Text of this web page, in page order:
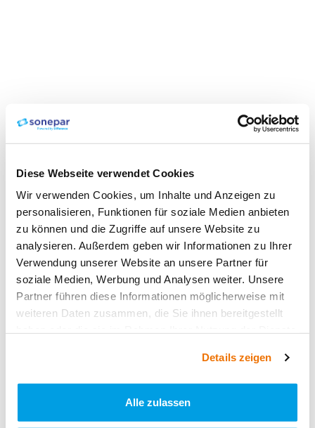
Diese Webseite verwendet Cookies
Wir verwenden Cookies, um Inhalte und Anzeigen zu
personalisieren, Funktionen für soziale Medien anbieten
zu können und die Zugriffe auf unsere Website zu
analysieren. Außerdem geben wir Informationen zu Ihrer
Verwendung unserer Website an unsere Partner für
soziale Medien, Werbung und Analysen weiter. Unsere
Partner führen diese Informationen möglicherweise mit
weiteren Daten zusammen, die Sie ihnen bereitgestellt
Details zeigen
Alle zulassen